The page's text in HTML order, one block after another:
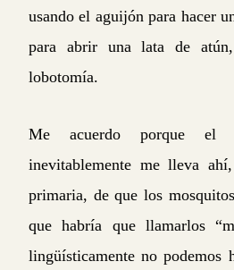
usando el aguijón para hacer
para abrir una lata de
lobotomía.
Me acuerdo porque el
inevitablemente me lleva
primaria, de que los
que habría que llamarlos
lingüísticamente no podemos